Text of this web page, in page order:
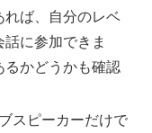
ば、自分のレベ
に参加できま
るかどうかも確認
スピーカーだけで